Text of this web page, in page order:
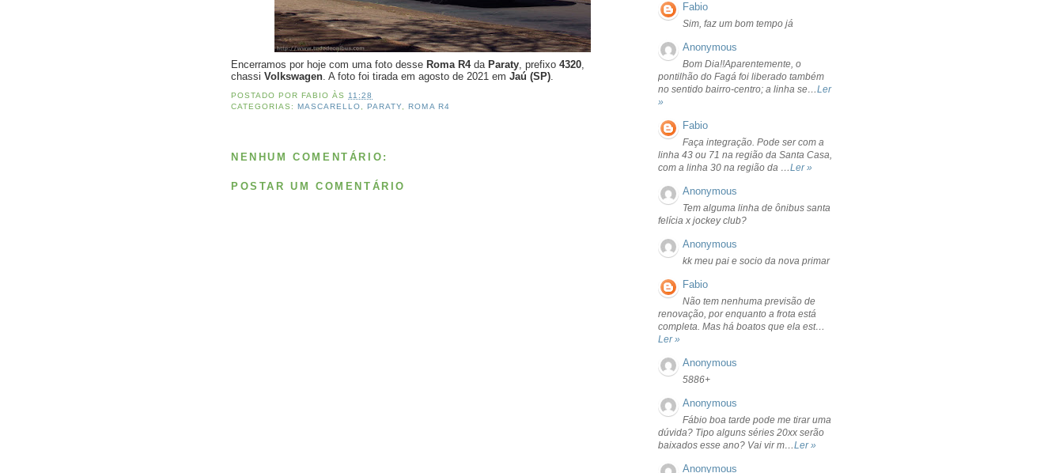
Encerramos por hoje com uma foto desse Roma R4 da Paraty, prefixo 4320,
chassi Volkswagen. A foto foi tirada em agosto de 2021 em Jaú (SP).
POSTADO PORFABIO ÀS11:28
CATEGORIAS:MASCARELLO,PARATY,ROMA R4
NENHUM COMENTÁRIO:
POSTAR UM COMENTÁRIO
Fabio
Sim, faz um bom tempo já
Anonymous
Bom Dia!!Aparentemente, o
pontilhão do Fagá foi liberado também
no sentido bairro-centro; a linha se…Ler
»
Fabio
Faça integração. Pode ser com a
linha 43 ou 71 na região da Santa Casa,
com a linha 30 na região da …Ler »
Anonymous
Tem alguma linha de ônibus santa
felícia x jockey club?
Anonymous
kk meu pai e socio da nova primar
Fabio
Não tem nenhuma previsão de
renovação, por enquanto a frota está
completa. Mas há boatos que ela est…
Ler »
Anonymous
5886+
Anonymous
Fábio boa tarde pode me tirar uma
dúvida? Tipo alguns séries 20xx serão
baixados esse ano? Vai vir m…Ler »
Anonymous